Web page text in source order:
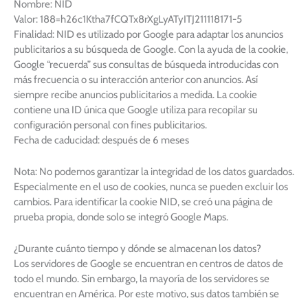
Nombre: NID
Valor: 188=h26c1Ktha7fCQTx8rXgLyATyITJ211118171-5
Finalidad: NID es utilizado por Google para adaptar los anuncios
publicitarios a su búsqueda de Google. Con la ayuda de la cookie,
Google “recuerda” sus consultas de búsqueda introducidas con
más frecuencia o su interacción anterior con anuncios. Así
siempre recibe anuncios publicitarios a medida. La cookie
contiene una ID única que Google utiliza para recopilar su
configuración personal con fines publicitarios.
Fecha de caducidad: después de 6 meses
Nota: No podemos garantizar la integridad de los datos guardados.
Especialmente en el uso de cookies, nunca se pueden excluir los
cambios. Para identificar la cookie NID, se creó una página de
prueba propia, donde solo se integró Google Maps.
¿Durante cuánto tiempo y dónde se almacenan los datos?
Los servidores de Google se encuentran en centros de datos de
todo el mundo. Sin embargo, la mayoría de los servidores se
encuentran en América. Por este motivo, sus datos también se